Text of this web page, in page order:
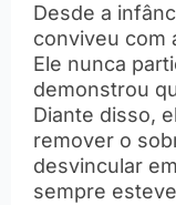
Desde a
conviveu com
Ele nunca
demonstrou
Diante disso,
remover o
desvincular
sempre